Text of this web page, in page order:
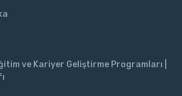
ve Kariyer Geliştirme Programları |